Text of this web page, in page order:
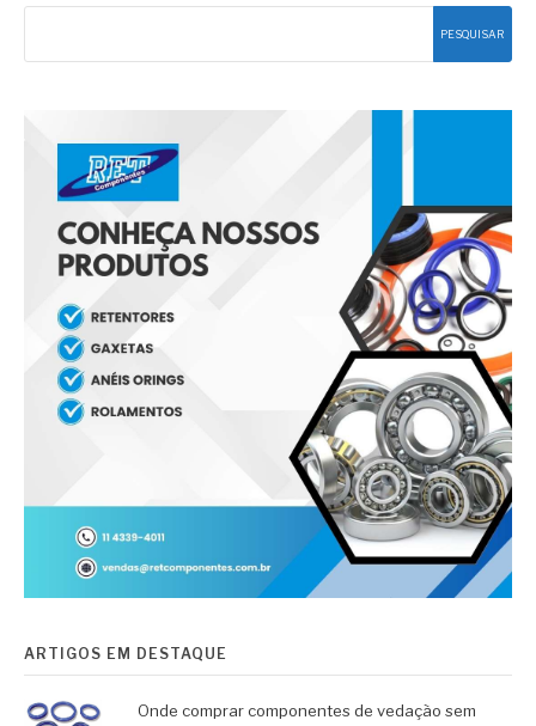
PESQUISAR
ARTIGOS EM DESTAQUE
Onde comprar componentes de vedação sem